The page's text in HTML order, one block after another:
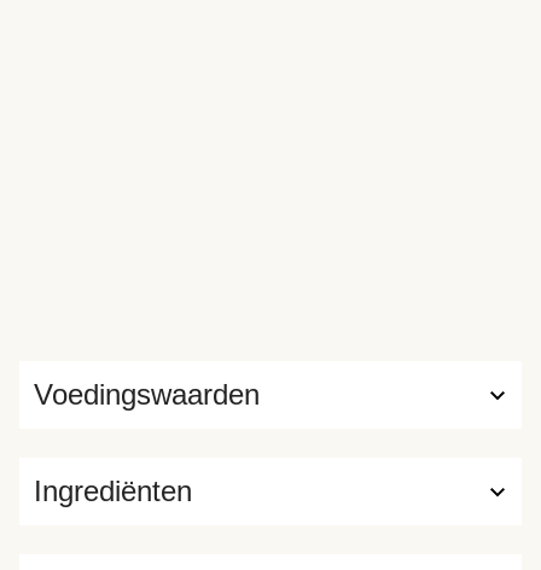
Ingrediënten
Voedingswaarden